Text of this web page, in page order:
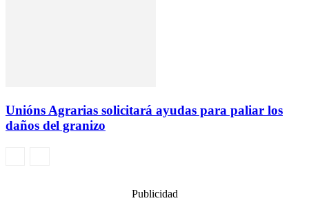
Unións Agrarias solicitará ayudas para paliar los
daños del granizo
Publicidad